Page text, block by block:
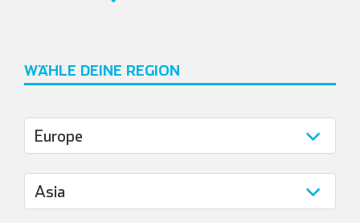
WÄHLE DEINE REGION